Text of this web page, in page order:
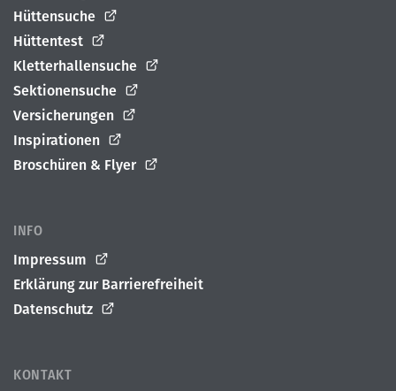
Hüttensuche
Hüttentest
Kletterhallensuche
Sektionensuche
Versicherungen
Inspirationen
Broschüren & Flyer
INFO
Impressum
Erklärung zur Barrierefreiheit
Datenschutz
KONTAKT